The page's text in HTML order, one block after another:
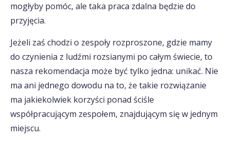
mogłyby pomóc, ale taka praca zdalna będzie do
przyjęcia.
Jeżeli zaś chodzi o zespoły rozproszone, gdzie mamy
do czynienia z ludźmi rozsianymi po całym świecie, to
nasza rekomendacja może być tylko jedna: unikać. Nie
ma ani jednego dowodu na to, że takie rozwiązanie
ma jakiekolwiek korzyści ponad ściśle
współpracującym zespołem, znajdującym się w jednym
miejscu.